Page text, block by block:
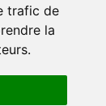
trafic de
la